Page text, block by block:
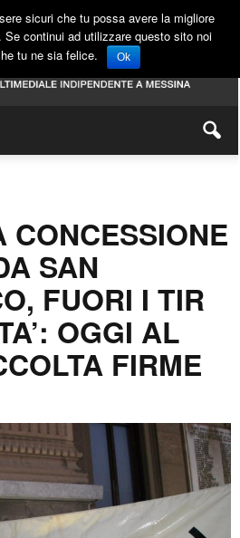
SAN
FUORI I TIR
OGGI AL
FIRME
sicuri che tu possa avere la migliore
continui ad utilizzare questo sito noi
tu ne sia felice.
Ok